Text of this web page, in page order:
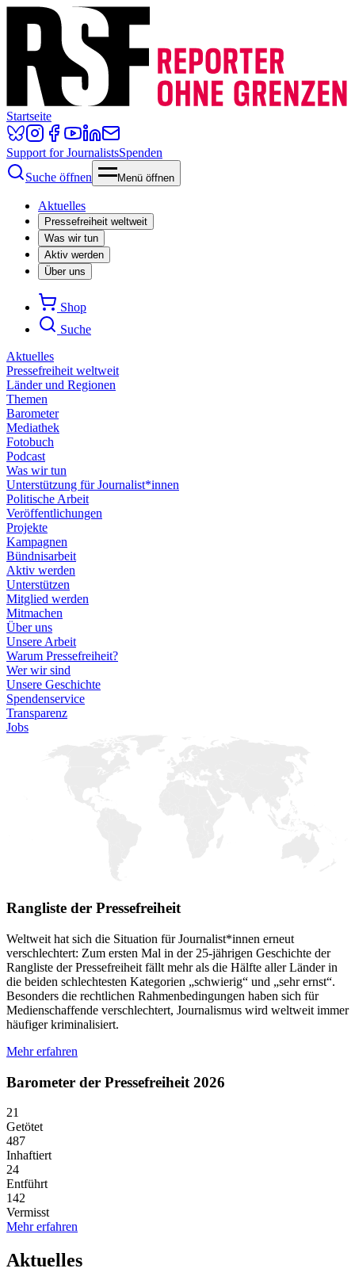
Startseite
Support for JournalistsSpenden
Suche öffnen
Menü öffnen
Aktuelles
Pressefreiheit weltweit
Was wir tun
Aktiv werden
Über uns
Shop
Suche
Aktuelles
Pressefreiheit weltweit
Länder und Regionen
Themen
Barometer
Mediathek
Fotobuch
Podcast
Was wir tun
Unterstützung für Journalist*innen
Politische Arbeit
Veröffentlichungen
Projekte
Kampagnen
Bündnisarbeit
Aktiv werden
Unterstützen
Mitglied werden
Mitmachen
Über uns
Unsere Arbeit
Warum Pressefreiheit?
Wer wir sind
Unsere Geschichte
Spendenservice
Transparenz
Jobs
Rangliste der Pressefreiheit
Weltweit hat sich die Situation für Journalist*innen erneut
verschlechtert: Zum ersten Mal in der 25-jährigen Geschichte der
Rangliste der Pressefreiheit fällt mehr als die Hälfte aller Länder in
die beiden schlechtesten Kategorien „schwierig“ und „sehr ernst“.
Besonders die rechtlichen Rahmenbedingungen haben sich für
Medienschaffende verschlechtert, Journalismus wird weltweit immer
häufiger kriminalisiert.
Mehr erfahren
Barometer der Pressefreiheit 2026
21
Getötet
487
Inhaftiert
24
Entführt
142
Vermisst
Mehr erfahren
Aktuelles